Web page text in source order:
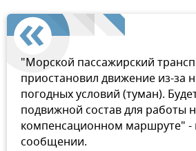
"Морской пассажирский
приостановил движение из-за
погодных условий (туман).
подвижной состав для работы
компенсационном маршруте" -
сообщении.